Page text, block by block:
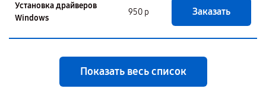
Установка драйверов
Windows
950 р Заказать
Показать весь список